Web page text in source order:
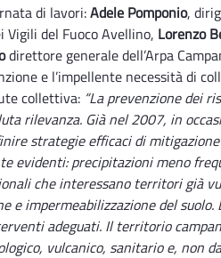
di lavori:Adele Pomponio,
Vigili del Fuoco Avellino, Lorenzo
direttore generale dell’Arpa
e l’impellente necessità di
collettiva: “La prevenzione dei
rilevanza. Già nel 2007, in
strategie efficaci di
evidenti: precipitazioni meno
che interessano territori già
e impermeabilizzazione del
adeguati. Il territorio
vulcanico, sanitario e, non